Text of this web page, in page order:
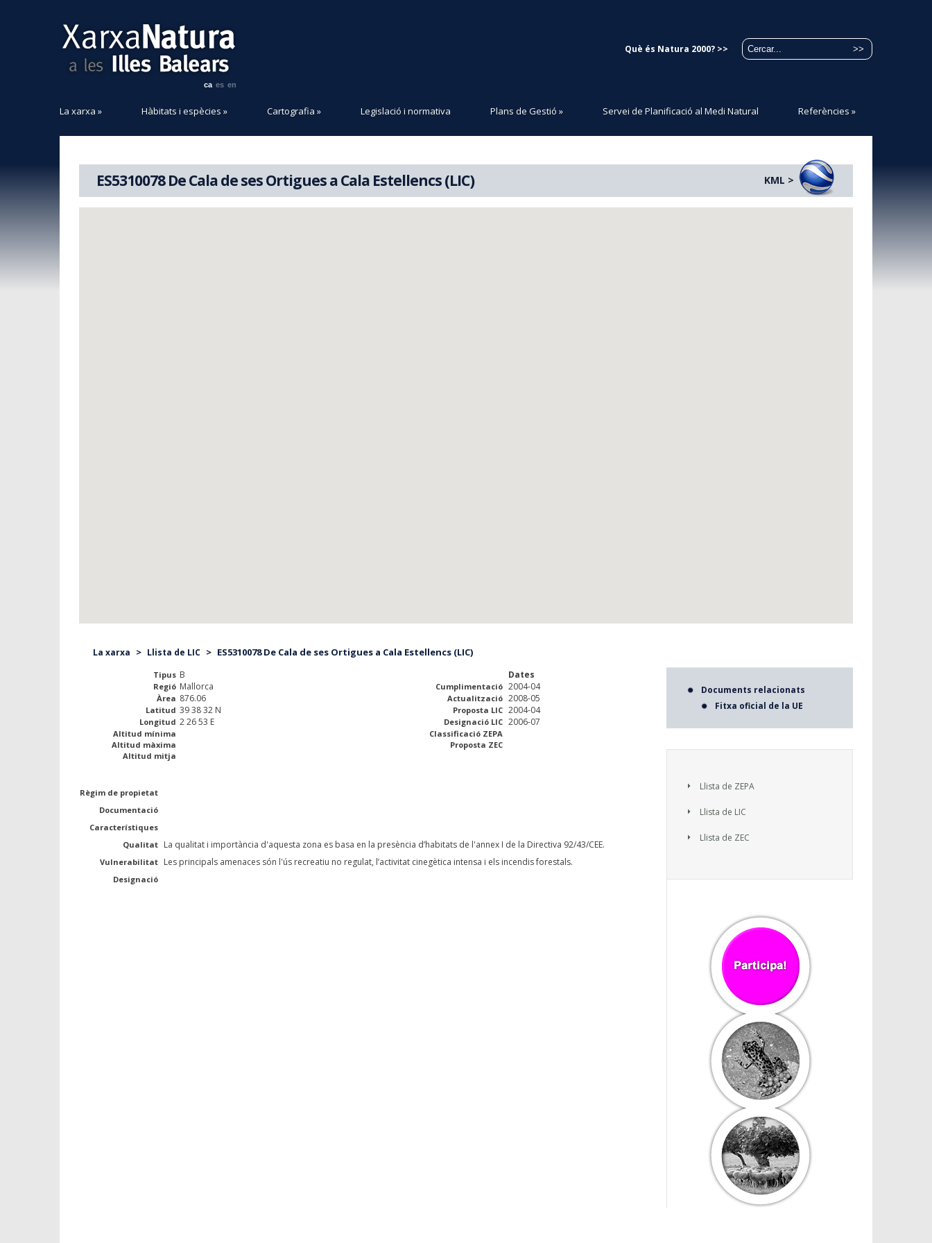
ca es en
Què és Natura 2000? >>
La xarxa » Hàbitats i espècies » Cartografia » Legislació i normativa Plans de Gestió » Servei de Planificació al Medi Natural Referències »
ES5310078 De Cala de ses Ortigues a Cala Estellencs (LIC) KML >
La xarxa > Llista de LIC > ES5310078 De Cala de ses Ortigues a Cala Estellencs (LIC)
Tipus B
Regió Mallorca
Àrea 876.06
Latitud 39 38 32 N
Longitud 2 26 53 E
Altitud mínima
Altitud màxima
Altitud mitja
Dates
Cumplimentació 2004-04
Actualització 2008-05
Proposta LIC 2004-04
Designació LIC 2006-07
Classificació ZEPA
Proposta ZEC
Règim de propietat
Documentació
Característiques
Qualitat La qualitat i importància d'aquesta zona es basa en la presència d’habitats de l'annex I de la Directiva 92/43/CEE.
Vulnerabilitat Les principals amenaces són l'ús recreatiu no regulat, l’activitat cinegètica intensa i els incendis forestals.
Designació
Documents relacionats
Fitxa oficial de la UE
Llista de ZEPA
Llista de LIC
Llista de ZEC